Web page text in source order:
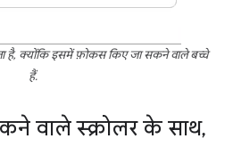
है, क्योंकि इसमें फ़ोकस किए जा सकने वाले बच्चे
हैं.
वाले स्क्रोलर के साथ,